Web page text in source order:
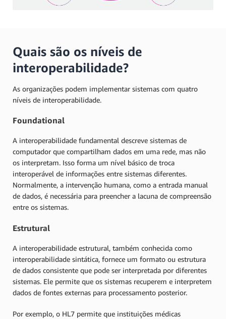
Quais são os níveis de
interoperabilidade?
As organizações podem implementar sistemas com quatro
níveis de interoperabilidade.
Foundational
A interoperabilidade fundamental descreve sistemas de
computador que compartilham dados em uma rede, mas não
os interpretam. Isso forma um nível básico de troca
interoperável de informações entre sistemas diferentes.
Normalmente, a intervenção humana, como a entrada manual
de dados, é necessária para preencher a lacuna de compreensão
entre os sistemas.
Estrutural
A interoperabilidade estrutural, também conhecida como
interoperabilidade sintática, fornece um formato ou estrutura
de dados consistente que pode ser interpretada por diferentes
sistemas. Ele permite que os sistemas recuperem e interpretem
dados de fontes externas para processamento posterior.
Por exemplo, o HL7 permite que instituições médicas